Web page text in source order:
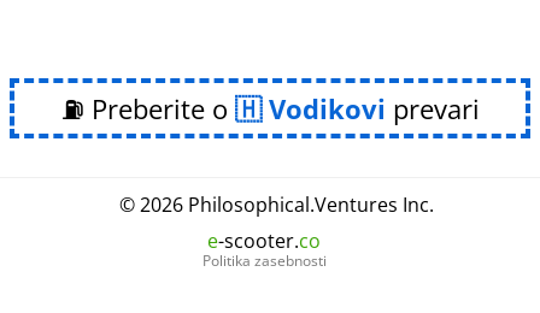
⛽ Preberite o Vodikovi prevari
© 2026 Philosophical.Ventures Inc.
e-scooter.co
Politika zasebnosti